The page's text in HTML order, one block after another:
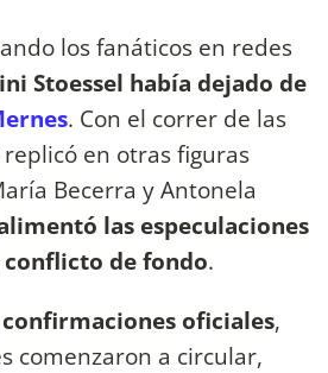
los fanáticos en redes
Stoessel había dejado de
. Con el correr de las
en otras figuras
Becerra y Antonela
las especulaciones
de fondo.
oficiales,
comenzaron a circular,